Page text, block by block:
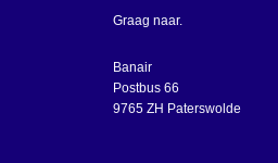
Graag naar.
Banair
Postbus 66
9765 ZH Paterswolde